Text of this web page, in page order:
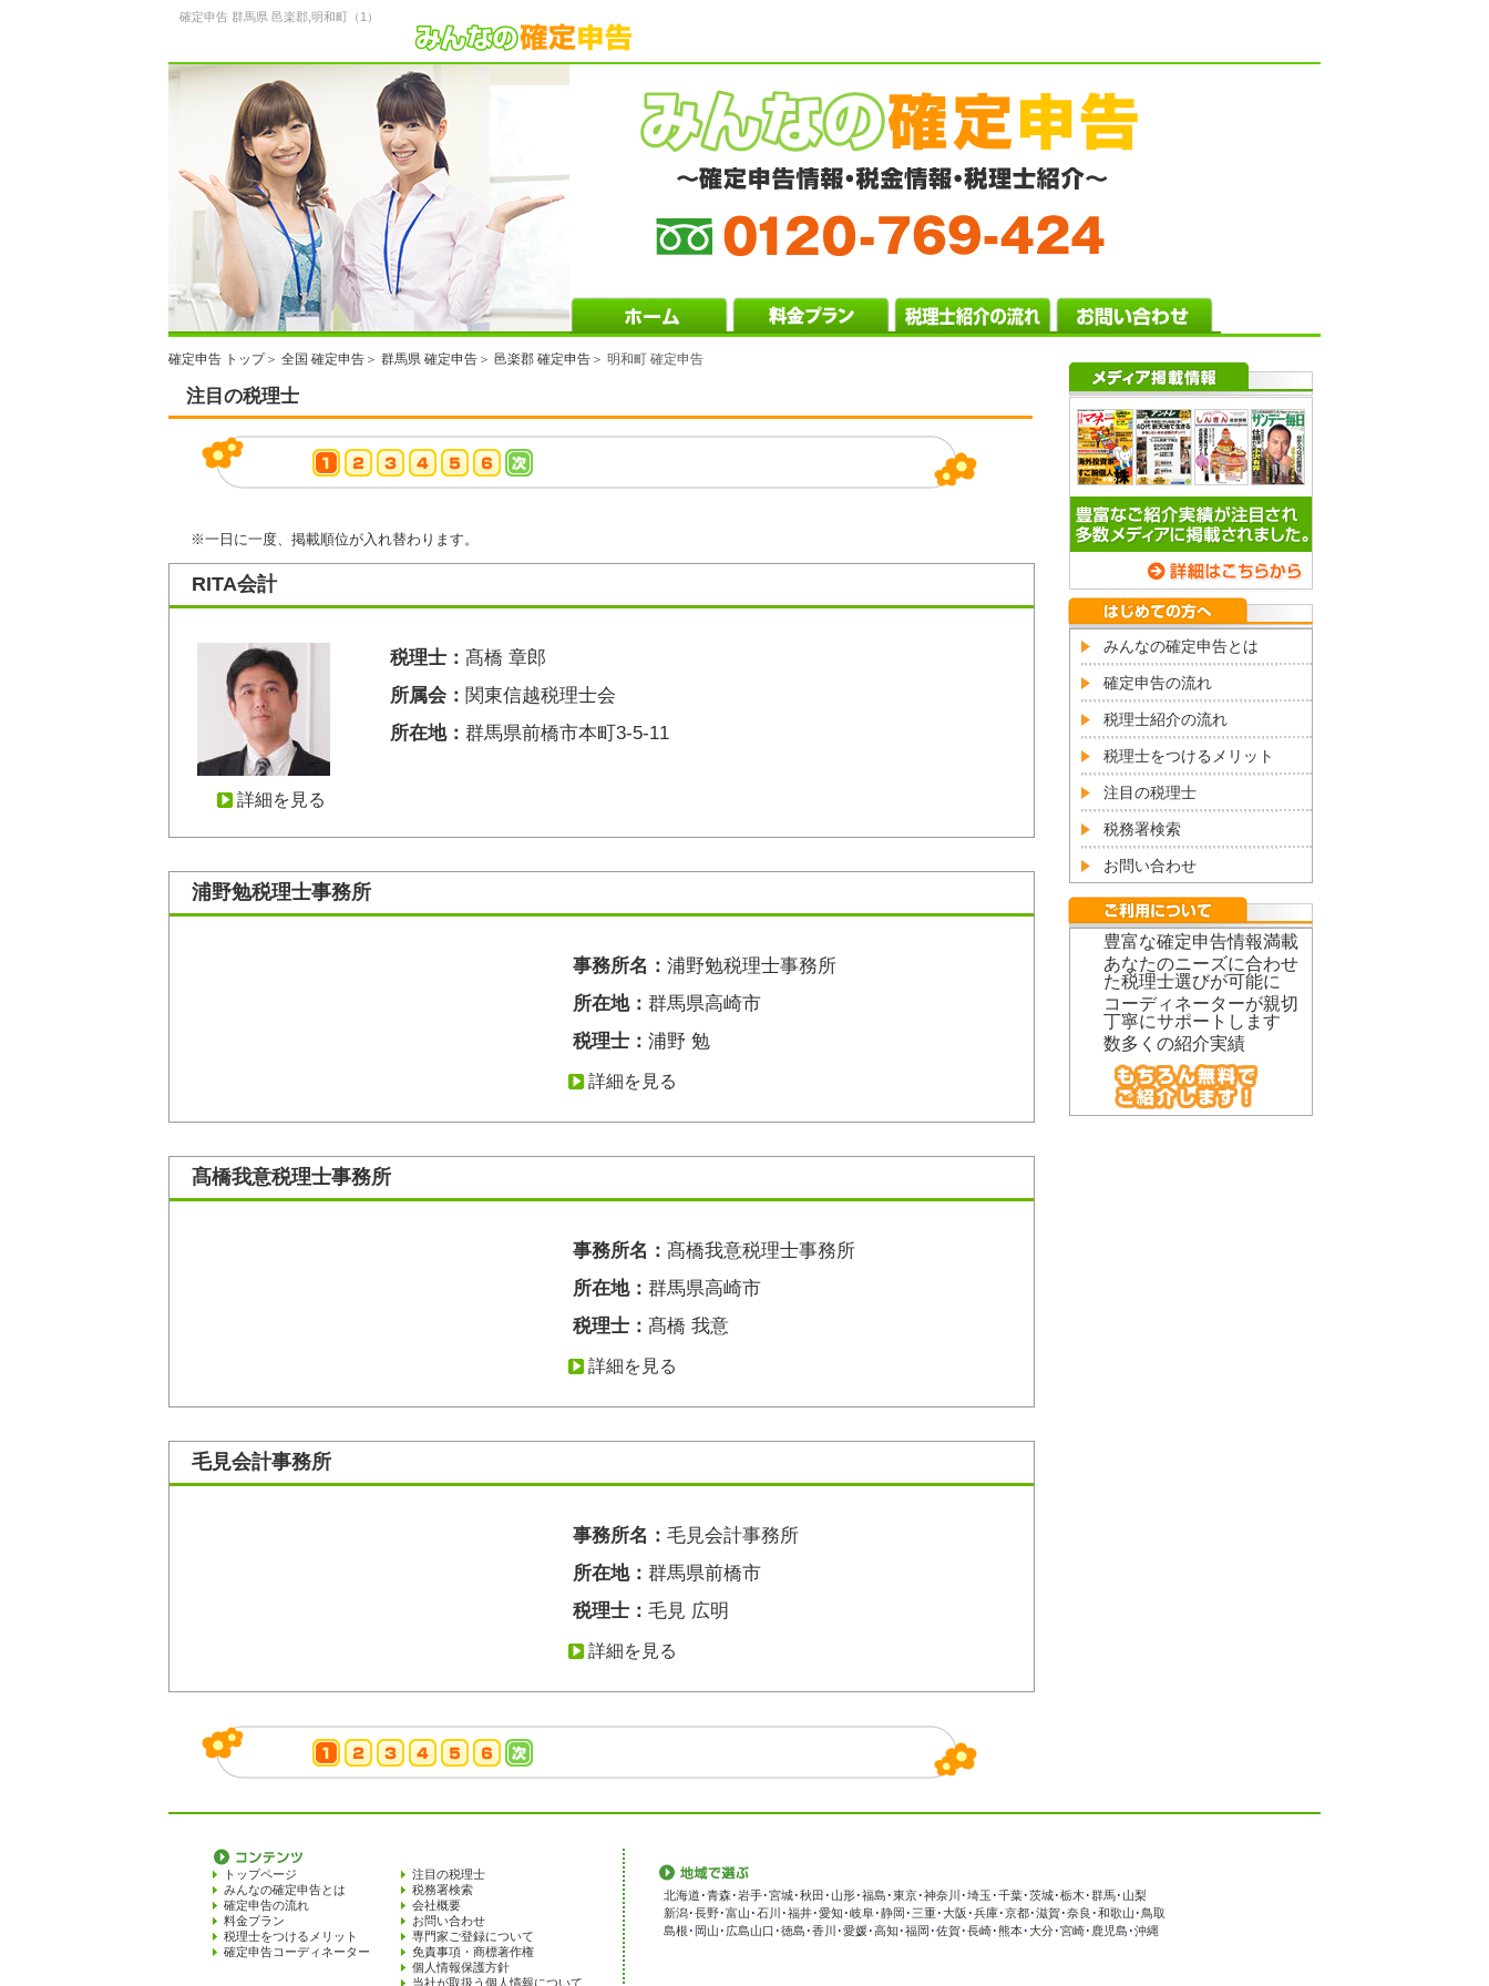
確定申告 群馬県 邑楽郡,明和町（1）
確定申告 トップ＞ 全国 確定申告 ＞ 群馬県 確定申告 ＞ 邑楽郡 確定申告 ＞ 明和町 確定申告
注目の税理士
※一日に一度、掲載順位が入れ替わります。
RITA会計
詳細を見る
税理士： 髙橋 章郎
所属会： 関東信越税理士会
所在地： 群馬県前橋市本町3-5-11
浦野勉税理士事務所
事務所名： 浦野勉税理士事務所
所在地： 群馬県高崎市
税理士： 浦野 勉
詳細を見る
髙橋我意税理士事務所
事務所名： 髙橋我意税理士事務所
所在地： 群馬県高崎市
税理士： 髙橋 我意
詳細を見る
毛見会計事務所
事務所名： 毛見会計事務所
所在地： 群馬県前橋市
税理士： 毛見 広明
詳細を見る
みんなの確定申告とは
確定申告の流れ
税理士紹介の流れ
税理士をつけるメリット
注目の税理士
税務署検索
お問い合わせ
豊富な確定申告情報満載
あなたのニーズに合わせ
た税理士選びが可能に
コーディネーターが親切
丁寧にサポートします
数多くの紹介実績
トップページ
みんなの確定申告とは
確定申告の流れ
料金プラン
税理士をつけるメリット
確定申告コーディネーター
注目の税理士
税務署検索
会社概要
お問い合わせ
専門家ご登録について
免責事項・商標著作権
個人情報保護方針
当社が取扱う個人情報について
北海道 ･青森･岩手･宮城･秋田 ･ 山形･福島 ･東京･神奈川 ･埼玉 ･千葉･茨城･栃木 ･群馬･ 山梨
新潟･長野･富山 ･石川 ･福井･愛知 ･岐阜･静岡 ･ 三重･大阪 ･兵庫･京都･滋賀･奈良 ･和歌山 ･ 鳥取
島根 ･ 岡山 ･ 広島山口 ･徳島 ･香川 ･愛媛･高知 ･福岡 ･佐賀･長崎･熊本･大分･宮崎･ 鹿児島 ･沖縄